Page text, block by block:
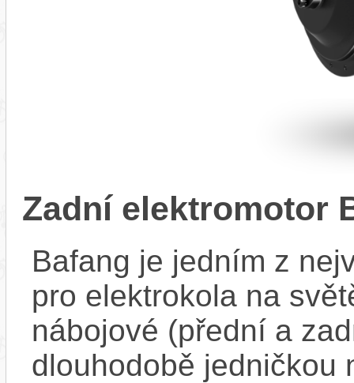
Zadní elektromotor
Bafang je jedním z
pro elektrokola na
nábojové (přední a
dlouhodobě jedničkou